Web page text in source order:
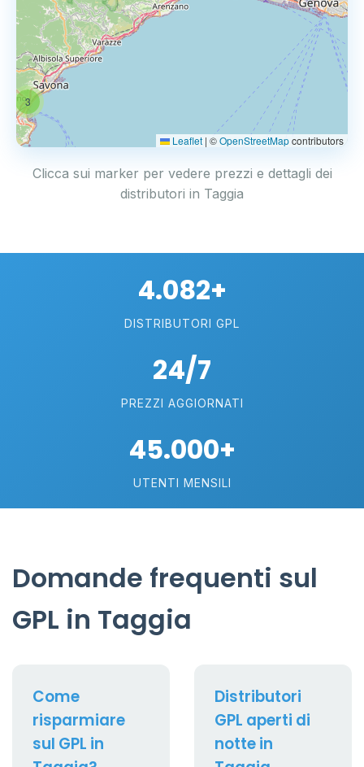
3
Leaflet | ©OpenStreetMapcontributors
Clicca sui marker per vedere prezzi e dettagli dei
distributori in Taggia
4.082+
DISTRIBUTORI GPL
24/7
PREZZI AGGIORNATI
45.000+
UTENTI MENSILI
Domande frequenti sul
GPL in Taggia
Come
risparmiare
sul GPL in
Distributori
GPL aperti di
notte in